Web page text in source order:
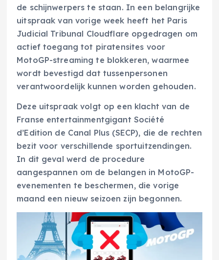
de schijnwerpers te staan. In een belangrijke
uitspraak van vorige week heeft het Paris
Judicial Tribunal Cloudflare opgedragen om
actief toegang tot piratensites voor
MotoGP-streaming te blokkeren, waarmee
wordt bevestigd dat tussenpersonen
verantwoordelijk kunnen worden gehouden.
Deze uitspraak volgt op een klacht van de
Franse entertainmentgigant Société
d’Edition de Canal Plus (SECP), die de rechten
bezit voor verschillende sportuitzendingen.
In dit geval werd de procedure
aangespannen om de belangen in MotoGP-
evenementen te beschermen, die vorige
maand een nieuw seizoen zijn begonnen.